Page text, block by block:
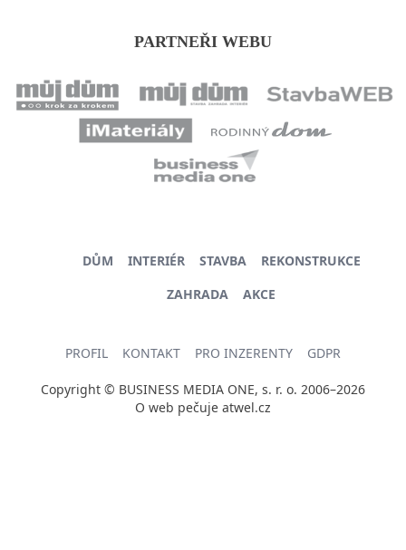
PARTNEŘI WEBU
DŮM INTERIÉR STAVBA
REKONSTRUKCE
ZAHRADA
AKCE
PROFIL KONTAKT PRO INZERENTY GDPR
Copyright © BUSINESS MEDIA ONE, s. r. o. 2006–2026